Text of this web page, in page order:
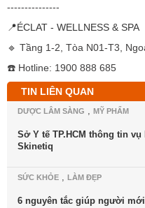
---------------
📍ÉCLAT - WELLNESS & SPA
🔹 Tầng 1-2, Tòa N01-T3,
☎️ Hotline: 1900 888 685
TIN LIÊN QUAN
DƯỢC LÂM SÀNG MỸ PHẨM
Sở Y tế TP.HCM thông tin
Skinetiq
SỨC KHỎE LÀM ĐẸP
6 nguyên tắc giúp người